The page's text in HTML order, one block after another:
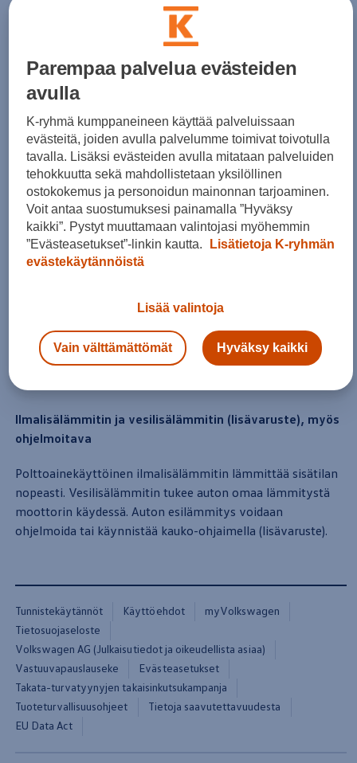
Vesi- ja ilmalämmitys diesel-sähkö-käytöllä
Tarjoaa vesi- ja ilmalämmityksen
käytöllä. Tällä saavutetaan mahdollisimman pitkä ja
riippumaton lämmitys sekä pienempi paino painavien
kaasupullojen jäädessä pois. Mukana kuljetetaan vain
ruoanlaittoon tarvittavaa 5 kg:n kaasupulloa.
Vesilisälämmitin ohjelmoitavalla lisälämmittimellä
(lisävaruste)
Tukee autonomaa lämmitystä ja sen ohjelmointitoiminnot
mahdollistavat jopa 60 minuutin esilämmityksen esim.
Polttoainekäyttöinen ilmalisälämmitin lämmittää
sisä­tilan
Ilmalisälämmitin ja vesilisälämmitin (lisävaruste), myös
ohjelmoitava
Polttoainekäyttöinen ilmalisälämmitin lämmittää sisä­tilan
nopeasti. Vesilisälämmitin tukee auton omaa lämmitystä
moottorin käydessä. Auton esilämmitys voidaan
ohjelmoida tai käynnistää kauko-ohjaimella (lisävaruste).
Tunnistekäytännöt Käyttöehdot
myVolkswagen
Tietosuojaseloste
Volkswagen AG (Julkaisutiedot ja oikeudellista asiaa)
Vastuuvapauslauseke
Evästeasetukset
Takata-turvatyynyjen takaisinkutsukampanja
Tuoteturvallisuusohjeet
Tietoja saavutettavuudesta
EU Data Act
Parempaa palvelua evästeiden
avulla
K-ryhmä kumppaneineen käyttää palveluissaan
evästeitä, joiden avulla palvelumme toimivat toivotulla
tavalla. Lisäksi evästeiden avulla mitataan palveluiden
tehokkuutta sekä mahdollistetaan yksilöllinen
ostokokemus ja personoidun mainonnan tarjoaminen.
Voit antaa suostumuksesi painamalla ”Hyväksy
kaikki”. Pystyt muuttamaan valintojasi myöhemmin
”Evästeasetukset”-linkin kautta.
Lisätietoja K-ryhmän
evästekäytännöistä
Lisää valintoja
Vain välttämättömät Hyväksy kaikki